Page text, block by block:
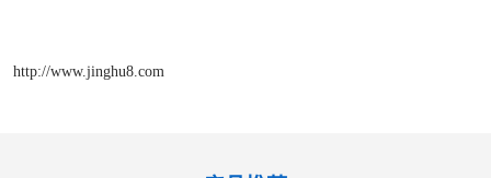
http://www.jinghu8.com